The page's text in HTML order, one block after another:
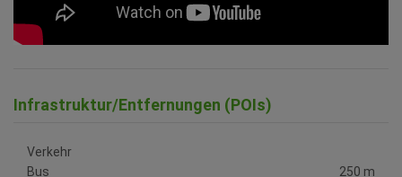
Infrastruktur/Entfernungen (POIs)
Verkehr
Bus
250 m